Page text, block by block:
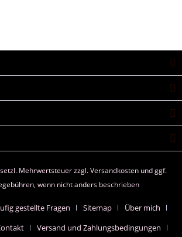
Mehrwertsteuer zzgl.Versandkosten und ggf.
wenn nicht anders beschrieben
gestellte Fragen Sitemap
Über mich
Versand und Zahlungsbedingungen